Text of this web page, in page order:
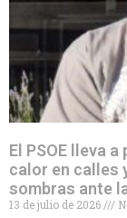
El PSOE lleva
calor en calles
sombras ante
13 de julio de 2026